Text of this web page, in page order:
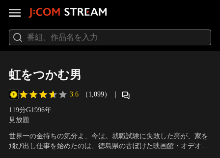
虹をつかむ男
3.6 （1,099） ｜
119分G1996年
見放題
世界一の金持ちの気分よ、今は。就職試験に失敗した亮が、家を
飛び出し仕事を始めたのは、徳島県の古ぼけた映画館・オデオン